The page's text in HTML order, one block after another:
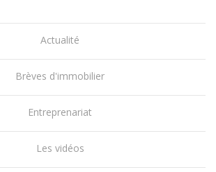
Actualité
Brèves d'immobilier
Entreprenariat
Les vidéos